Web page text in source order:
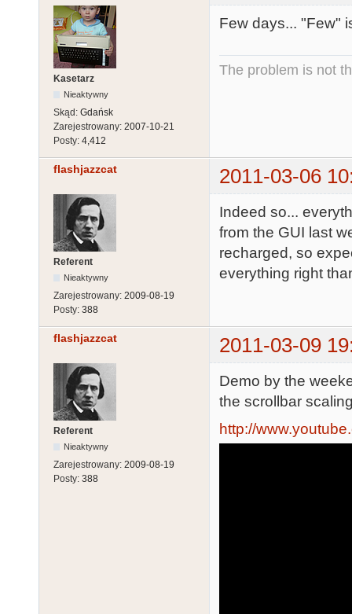
Kasetarz
Nieaktywny
Skąd: Gdańsk
Zarejestrowany: 2007-10-21
Posty: 4,412
Few days... "Few"
The problem is not
flashjazzcat 2011-03-06
Referent
Nieaktywny
Zarejestrowany: 2009-08-19
Posty: 388
Indeed so...
from the GUI last
recharged, so
everything right
flashjazzcat 2011-03-09
Referent
Nieaktywny
Zarejestrowany: 2009-08-19
Posty: 388
Demo by the
the scrollbar
http://